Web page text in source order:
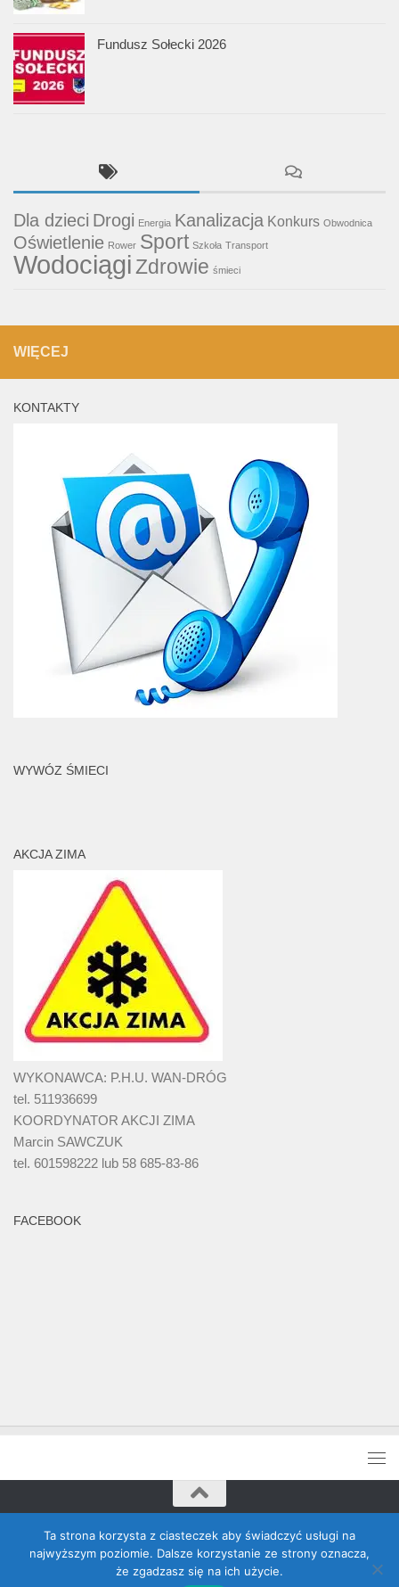
Fundusz Sołecki 2026
Dla dzieci Drogi Energia Kanalizacja Konkurs Obwodnica
Oświetlenie Rower Sport Szkoła Transport
WodociągiZdrowie śmieci
WIĘCEJ
KONTAKTY
WYWÓZ ŚMIECI
AKCJA ZIMA
WYKONAWCA: P.H.U. WAN-DRÓG
tel. 511936699
KOORDYNATOR AKCJI ZIMA
Marcin SAWCZUK
tel. 601598222 lub 58 685-83-86
FACEBOOK
Rada Banino © 2026. Wszelkie prawa zastrzeżone
Ta strona korzysta z ciasteczek aby świadczyć usługi na
najwyższym poziomie. Dalsze korzystanie ze strony oznacza,
że zgadzasz się na ich użycie.